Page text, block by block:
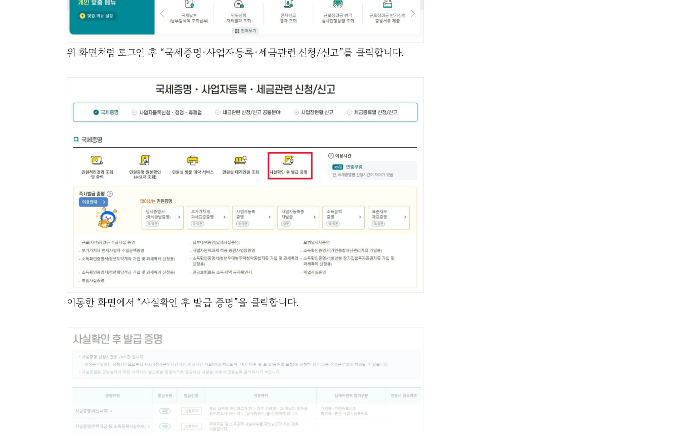
위 화면처럼 로그인 후 “국세증명·사업자등록·세금관련 신청/신고”를 클릭합니다.
이동한 화면에서 “사실확인 후 발급 증명”을 클릭합니다.